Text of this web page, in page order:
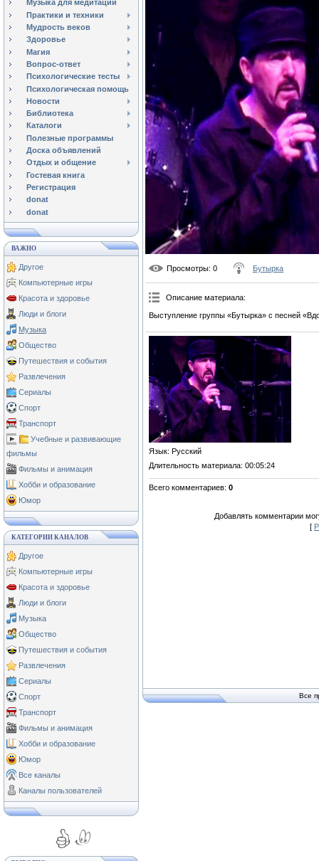
Музыка для медитаций
Практики и техники
Мудрость веков
Здоровье
Магия
Вопрос-ответ
Психологические тесты
Психологическая помощь
Новости
Библиотека
Каталоги
Полезные программы
Доска объявлений
Отдых и общение
Гостевая книга
Регистрация
donat
donat
ВАЖНО
Другое
Компьютерные игры
Красота и здоровье
Люди и блоги
Музыка
Общество
Путешествия и события
Развлечения
Сериалы
Спорт
Транспорт
Учебные и развивающие
фильмы
Фильмы и анимация
Хобби и образование
Юмор
КАТЕГОРИИ КАНАЛОВ
Другое
Компьютерные игры
Красота и здоровье
Люди и блоги
Музыка
Общество
Путешествия и события
Развлечения
Сериалы
Спорт
Транспорт
Фильмы и анимация
Хобби и образование
Юмор
Все каналы
Каналы пользователей
Просмотры: 0 Бутырка
Описание материала:
Выступление группы «Бутырка» с песней
Язык: Русский
Длительность материала: 00:05:24
Всего комментариев: 0
Добавлять комментарии
[
Все